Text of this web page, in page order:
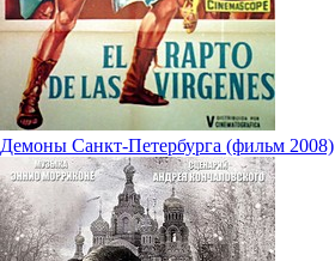
Демоны Санкт-Петербурга (фильм 2008)